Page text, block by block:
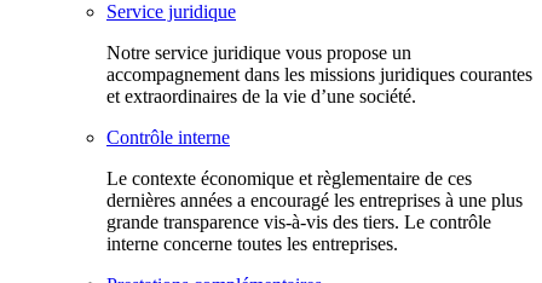
Service juridique
Notre service juridique vous propose un
accompagnement dans les missions juridiques courantes
et extraordinaires de la vie d’une société.
Contrôle interne
Le contexte économique et règlementaire de ces
dernières années a encouragé les entreprises à une plus
grande transparence vis-à-vis des tiers. Le contrôle
interne concerne toutes les entreprises.